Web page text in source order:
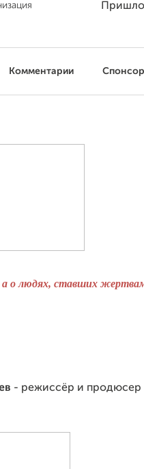
Комментарии
о людях, ставших
- режиссёр и продюсер